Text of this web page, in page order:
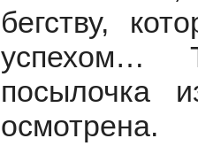
бегству,
успехом…
посылочка
осмотрена.